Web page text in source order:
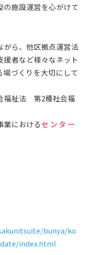
の施設運営を心がけて
がら、他区拠点運営法
援者など様々なネット
場づくりを大切にして
福祉法 第2種社会福
業におけるセンター
bunya/ko
index.html